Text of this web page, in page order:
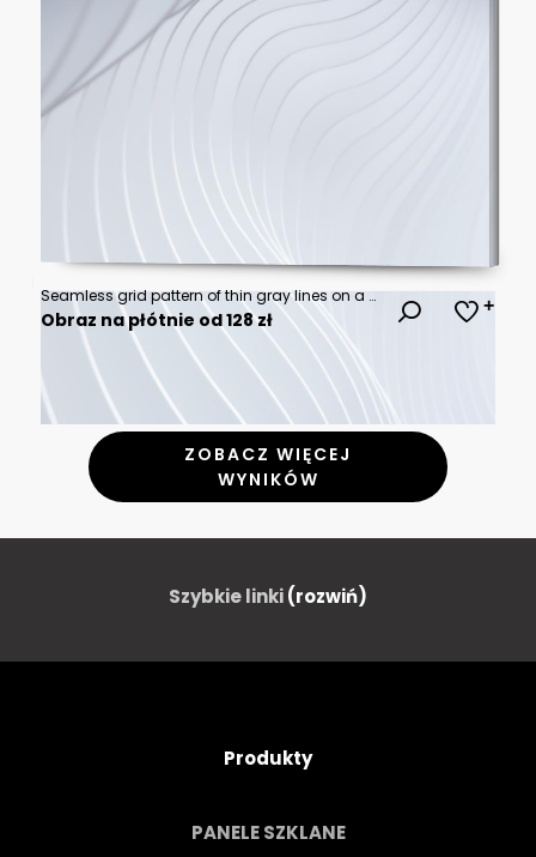
Seamless grid pattern of thin gray lines on a white background texture
Obraz na płótnie od 128 zł
ZOBACZ WIĘCEJ
WYNIKÓW
Szybkie linki(rozwiń)
Produkty
PANELE SZKLANE